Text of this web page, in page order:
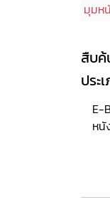
มุมห
สืบค้
ประ
E-
หนั